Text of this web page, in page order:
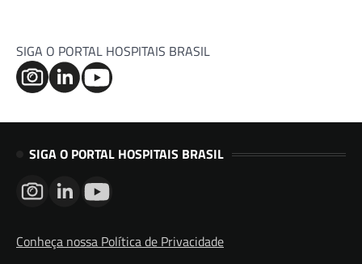
SIGA O PORTAL HOSPITAIS BRASIL
SIGA O PORTAL HOSPITAIS BRASIL
Conheça nossa Política de Privacidade